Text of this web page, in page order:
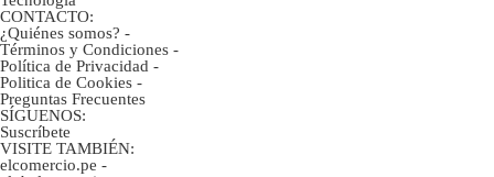
CONTACTO:
¿Quiénes somos? -
Términos y Condiciones -
Política de Privacidad -
Politica de Cookies -
Preguntas Frecuentes
SÍGUENOS:
Suscríbete
VISITE TAMBIÉN:
elcomercio.pe -